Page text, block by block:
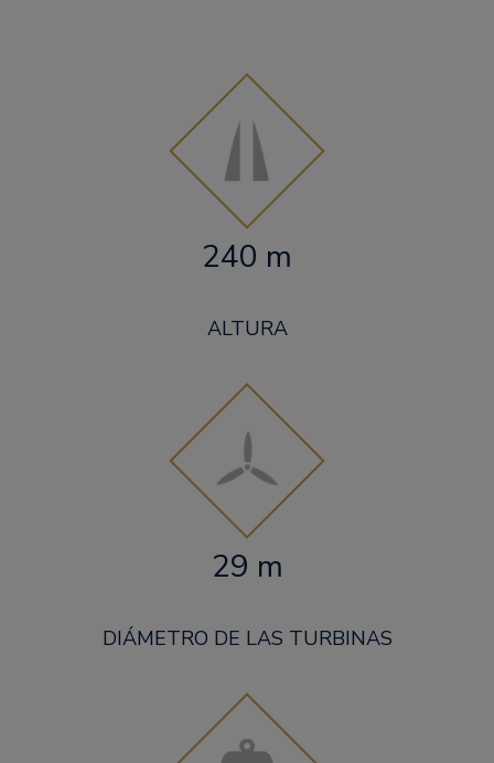
240 m
ALTURA
29 m
DIÁMETRO DE LAS TURBINAS